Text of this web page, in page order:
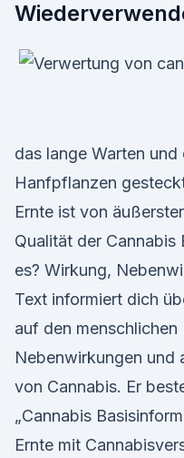
das lange Warten
Hanfpflanzen
Ernte ist von
Qualität der
es? Wirkung,
Text informiert dich
auf den menschlichen
Nebenwirkungen und
von Cannabis. Er
„Cannabis
Ernte mit